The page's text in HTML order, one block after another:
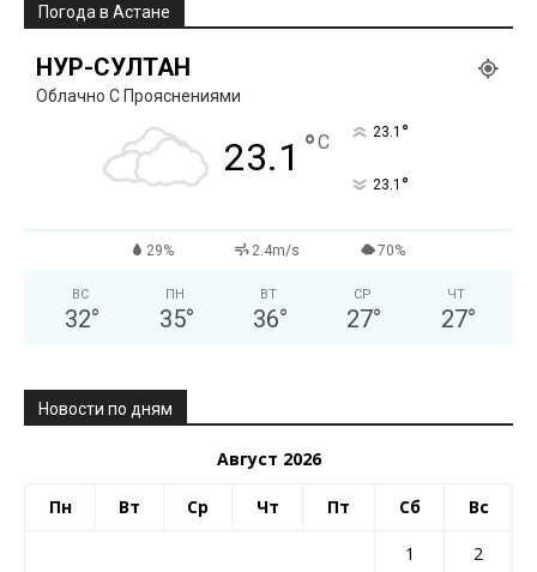
Погода в Астане
НУР-СУЛТАН
Облачно С Прояснениями
23.1 °C 23.1 °
23.1 °
29% 2.4m/s 70%
ВС
32°
ПН
35°
ВТ
36°
СР
27°
ЧТ
27°
Новости по дням
Август 2026
Пн Вт Ср Чт Пт Сб Вс
1
2